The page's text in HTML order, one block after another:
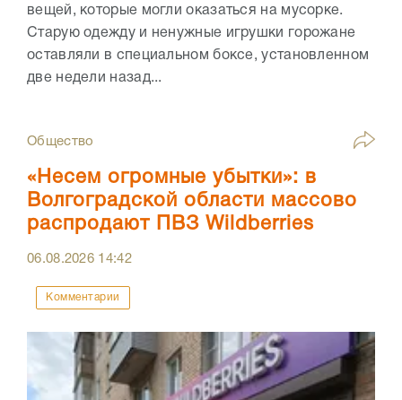
вещей, которые могли оказаться на мусорке.
Старую одежду и ненужные игрушки горожане
оставляли в специальном боксе, установленном
две недели назад...
Общество
«Несем огромные убытки»: в
Волгоградской области массово
распродают ПВЗ Wildberries
06.08.2026 14:42
Комментарии